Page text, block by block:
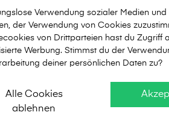
50ml 2ml
Verwendung sozialer Medien und
der Verwendung von Cookies
von Drittparteien hast du Zugriff
Werbung. Stimmst du der
deiner persönlichen Daten zu?
Alle Cookies
ablehnen